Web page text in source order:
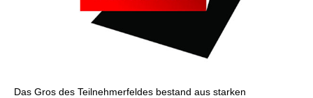
Das Gros des Teilnehmerfeldes bestand aus starken